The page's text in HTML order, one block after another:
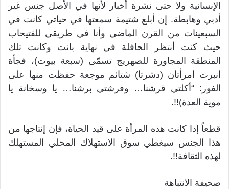
الإنسانية ولا حتى نشرة أخبار لأنها في الأصل جنس غير
أدبي وهابطة. إن أبلغ شتيمة سمعتها في حياتي كانت في
السبعينات من القرن الماضي وأنا في طريقي للفتيحاب
حيث كنت أنتظر الحافلة في نهاية بانت وكانت تلك
المنطقة المجاورة للصهريج تسمّى (سبعة بيوت)، فجأة
انبرت امرأتان (دشرتا) شتائم موجعة حفظت منها على
الفور: “أكلتي قرشنا… وفرشتي برشنا… يا وسخانة يا
موية العدة)!!.
قطعاً إذا كانت هذه المرأة على قيد الحياة، فإن إنتاجها من
هذا الجنس سيغطي سوق الاستهلاك المحلي المستهلك
لهذه الثقافة!!.
صحيفة الانتباهة